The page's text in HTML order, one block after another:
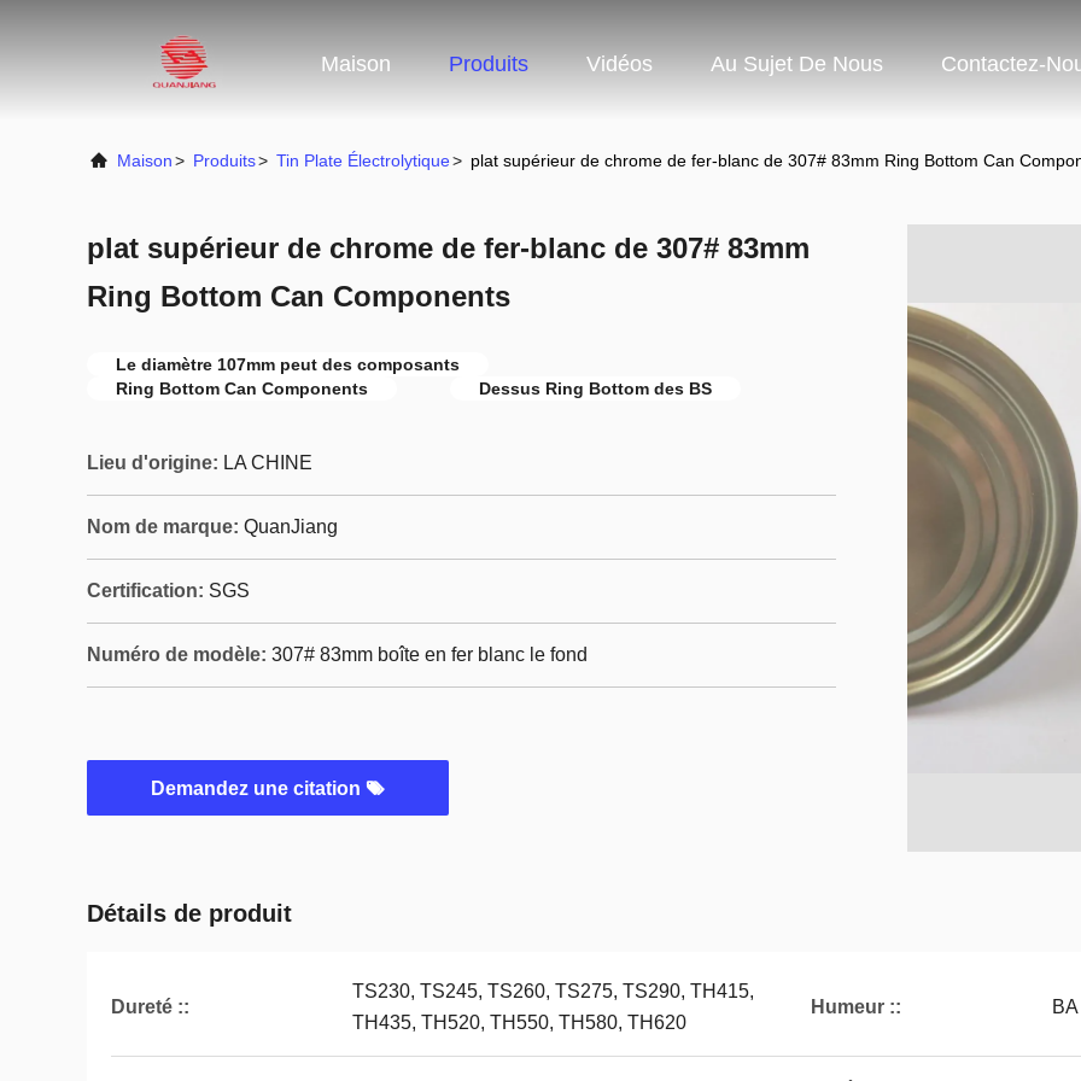
Maison Produits Vidéos Au Sujet De Nous Contactez-
Maison> Produits> Tin Plate Électrolytique> plat supérieur de chrome de fer-blanc de 307# 83mm Ring Bottom Can
plat supérieur de chrome de fer-blanc de 307# 83mm
Ring Bottom Can Components
Le diamètre 107mm peut des composants
Ring Bottom Can Components
Dessus Ring Bottom des BS
Lieu d'origine: LA CHINE
Nom de marque: QuanJiang
Certification: SGS
Numéro de modèle: 307# 83mm boîte en fer blanc le fond
Demandez une citation
Détails de produit
Dureté ::
TS230, TS245, TS260, TS275, TS290, TH415,
TH435, TH520, TH550, TH580, TH620
Humeur ::